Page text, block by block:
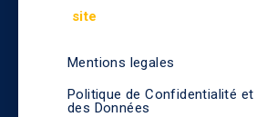
site
Mentions legales
Politique de Confidentialité
des Données